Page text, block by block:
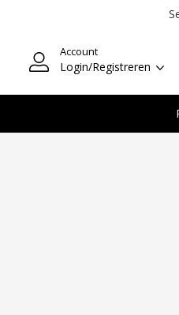
Account
Login/Registreren